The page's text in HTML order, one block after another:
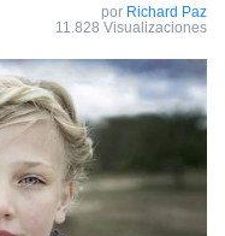
por Richard Paz
11.828 Visualizaciones